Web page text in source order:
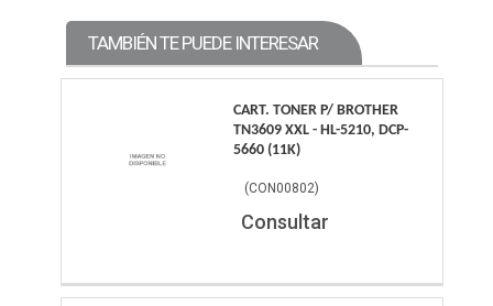
TAMBIÉN TE PUEDE INTERESAR
CART. TONER P/ BROTHER
TN3609 XXL - HL-5210, DCP-
5660 (11K)
(CON00802)
Consultar